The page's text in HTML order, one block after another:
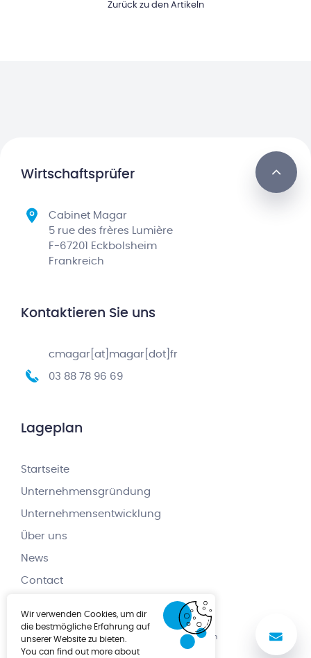
Zurück zu den Artikeln
Wirtschaftsprüfer
Cabinet Magar
5 rue des frères Lumière
F-67201 Eckbolsheim
Frankreich
Kontaktieren Sie uns
cmagar[at]magar[dot]fr
03 88 78 96 69
Lageplan
Startseite
Unternehmensgründung
Unternehmensentwicklung
Über uns
News
Contact
Cookie-Richtlinie Impressum
Wir verwenden Cookies, um dir
die bestmögliche Erfahrung auf
unserer Website zu bieten.
You can find out more about